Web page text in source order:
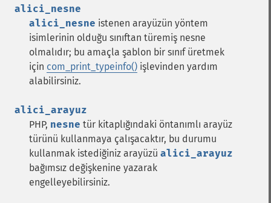
alici_nesne
alici_nesne istenen arayüzün yöntem
isimlerinin olduğu sınıftan türemiş nesne
olmalıdır; bu amaçla şablon bir sınıf üretmek
için com_print_typeinfo() işlevinden yardım
alabilirsiniz.
alici_arayuz
PHP, nesne tür kitaplığındaki öntanımlı arayüz
türünü kullanmaya çalışacaktır, bu durumu
kullanmak istediğiniz arayüzü alici_arayuz
bağımsız değişkenine yazarak
engelleyebilirsiniz.